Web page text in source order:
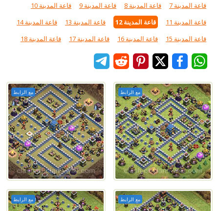
قاعة المدينة 7
قاعة المدينة 8 قاعة المدينة 9
قاعة المدينة 10
قاعة المدينة 11
قاعة المدينة 12 قاعة المدينة 13
قاعة المدينة 14
قاعة المدينة 15
قاعة المدينة 16 قاعة المدينة 17 قاعة المدينة 18
مع الرابط مع الرابط
مع الرابط مع الرابط